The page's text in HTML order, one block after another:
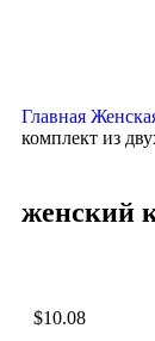
Главная
комплект из
женский
$10.08